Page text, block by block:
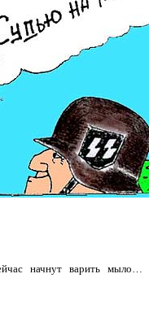
начнут варить мыло…